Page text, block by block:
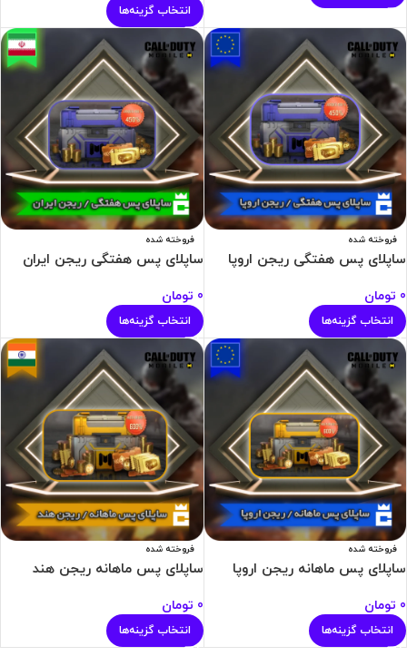
انتخاب گزینه‌ها
فروخته شده
ساپلای پس هفتگی ریجن اروپا
0 تومان
انتخاب گزینه‌ها
فروخته شده
ساپلای پس هفتگی ریجن ایران
0 تومان
انتخاب گزینه‌ها
فروخته شده
ساپلای پس ماهانه ریجن اروپا
0 تومان
انتخاب گزینه‌ها
فروخته شده
ساپلای پس ماهانه ریجن هند
0 تومان
انتخاب گزینه‌ها